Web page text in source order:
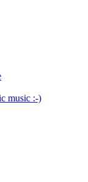
music :-)